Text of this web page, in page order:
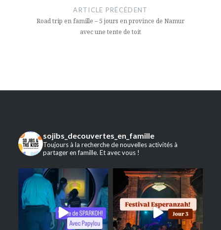
l’article
ARTICLE PRÉCÉDENT
Road trip en famille – 5 jours en province de Namur
avec une tente de toit
sojibs_decouvertes_en_famille
Toujours à la recherche de nouvelles activités à
partager en famille. Et avec vous !